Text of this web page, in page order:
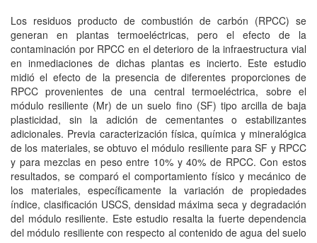
Los residuos producto de combustión de carbón (RPCC) se
generan en plantas termoeléctricas, pero el efecto de la
contaminación por RPCC en el deterioro de la infraestructura vial
en inmediaciones de dichas plantas es incierto. Este estudio
midió el efecto de la presencia de diferentes proporciones de
RPCC provenientes de una central termoeléctrica, sobre el
módulo resiliente (Mr) de un suelo fino (SF) tipo arcilla de baja
plasticidad, sin la adición de cementantes o estabilizantes
adicionales. Previa caracterización física, química y mineralógica
de los materiales, se obtuvo el módulo resiliente para SF y RPCC
y para mezclas en peso entre 10% y 40% de RPCC. Con estos
resultados, se comparó el comportamiento físico y mecánico de
los materiales, específicamente la variación de propiedades
índice, clasificación USCS, densidad máxima seca y degradación
del módulo resiliente. Este estudio resalta la fuerte dependencia
del módulo resiliente con respecto al contenido de agua del suelo